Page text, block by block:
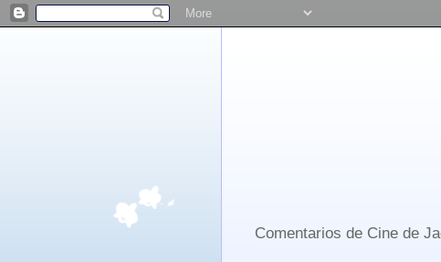
Comentarios de Cine de